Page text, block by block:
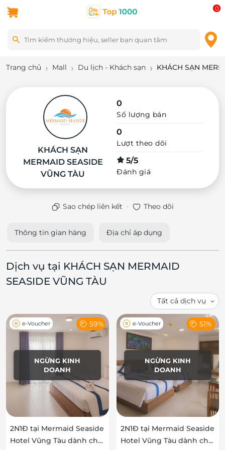
0
Trang chủ Mall Du lịch - Khách sạn KHÁCH SẠN
KHÁCH SẠN
MERMAID SEASIDE
VŨNG TÀU
0
Số lượng bán
0
Lượt theo dõi
5/5
Đánh giá
Sao chép liên kết · Theo dõi
Thông tin gian hàng Địa chỉ áp dụng
Dịch vụ tại KHÁCH SẠN MERMAID
SEASIDE VŨNG TÀU
NGỪNG KINH
DOANH
e-Voucher 59%
2N1Đ tại Mermaid Seaside
Hotel Vũng Tàu dành cho
NGỪNG KINH
DOANH
e-Voucher 51%
2N1Đ tại Mermaid Seaside
Hotel Vũng Tàu dành cho